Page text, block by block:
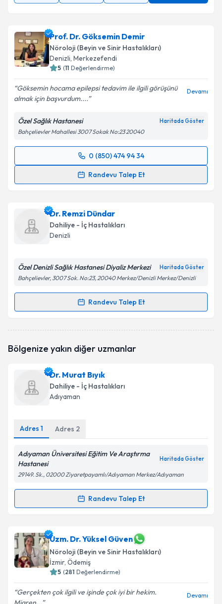
Prof. Dr. Göksemin Demir
Nöroloji (Beyin ve Sinir Hastalıkları)
Denizli, Merkezefendi
5 (11 Değerlendirme)
Göksemin hocama epilepsi tedavim ile ilgili görüşünü
almak için başvurdum....
Devamı
Özel Sağlık Hastanesi Haritada Göster
Bahçelievler Mahallesi 3007 Sokak No:23 20040
0 (850) 474 94 34
Randevu Talep Et
Randevu Takvimi Talebi
için bir takvim hazırlandığında e-posta ile
bilgilendireceğiz.
Kişisel verilerimin işlenmesine ilişkinAydınlatma
'ni okudum ve kişisel verilerimin belirtilen
kapsamda işlenmesini kabul ediyorum.
Takvim Talebini Gönder
Dr. Remzi Dündar
Dahiliye - İç Hastalıkları
Denizli
Özel Denizli Sağlık Hastanesi Diyaliz Merkezi Haritada Göster
Bahçelievler, 3007 Sok. No:23, 20040 Merkez/Denizli Merkez/Denizli
Randevu Talep Et
Randevu Takvimi Talebi
oluşturun. Size bu uzmandan randevu almanız için bir
E-posta Adresiniz
Kişisel verilerimin işlenmesine ilişkin
Metni'ni okudum ve kişisel verilerimin belirtilen
kapsamda işlenmesini kabul ediyorum.
Takvim Talebini Gönder
Bölgenize yakın diğer uzmanlar
Dr. Murat Bıyık
Dahiliye - İç Hastalıkları
Adıyaman
Adres 1 Adres 2
Adıyaman Üniversitesi Eğitim Ve Araştırma
Hastanesi
Haritada Göster
29149. Sk., 02000 Ziyaretpayamlı/Adıyaman Merkez/Adıyaman
Randevu Talep Et
Randevu Takvimi Talebi
Dr. Murat Bıyıkiçin randevu takvimi talebi oluşturun.
Size bu uzmandan randevu almanız için bir takvim
hazırlandığında e-posta ile bilgilendireceğiz.
E-posta Adresiniz
Uzm. Dr. Yüksel Güven
Nöroloji (Beyin ve Sinir Hastalıkları)
İzmir, Ödemiş
5 (281 Değerlendirme)
Gerçekten çok ilgili ve işinde çok iyi bir hekim.
Devamı